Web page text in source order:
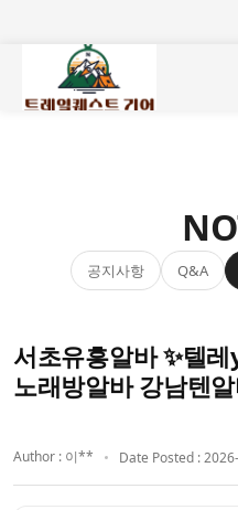
공지사항 Q&A
서초유흥알바 ✨텔
노래방알바 강남텐
Author : 이** Date Posted :